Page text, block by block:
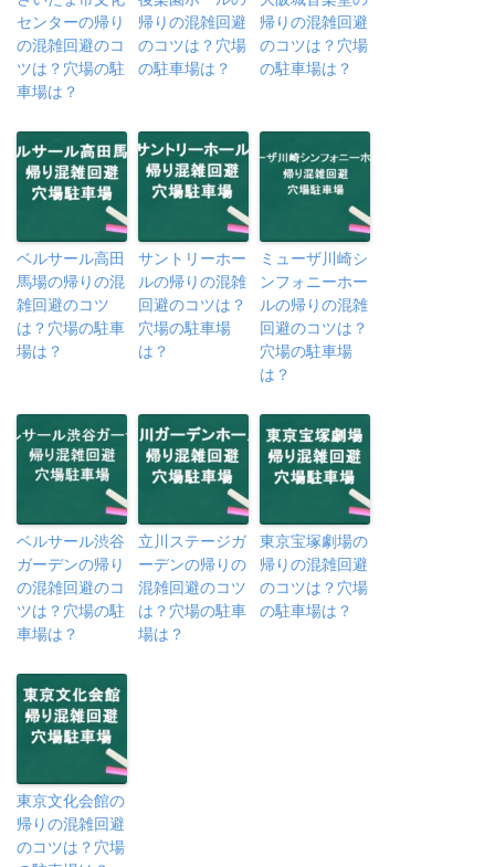
センターの帰り
の混雑回避のコ
ツは？穴場の駐
車場は？
帰りの混雑回避
のコツは？穴場
の駐車場は？
帰りの混雑回避
のコツは？穴場
の駐車場は？
ベルサール高田
馬場の帰りの混
雑回避のコツ
は？穴場の駐車
場は？
サントリーホー
ルの帰りの混雑
回避のコツは？
穴場の駐車場
は？
ミューザ川崎シ
ンフォニーホー
ルの帰りの混雑
回避のコツは？
穴場の駐車場
は？
ベルサール渋谷
ガーデンの帰り
の混雑回避のコ
ツは？穴場の駐
車場は？
立川ステージガ
ーデンの帰りの
混雑回避のコツ
は？穴場の駐車
場は？
東京宝塚劇場の
帰りの混雑回避
のコツは？穴場
の駐車場は？
東京文化会館の
帰りの混雑回避
のコツは？穴場